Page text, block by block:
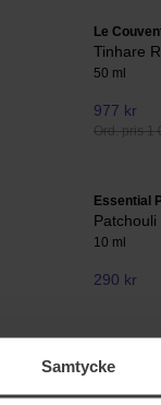
Samtycke
Le
Tinhare
50 ml
977 kr
Ord. pris 1
Essential
10 ml
290 kr
INITIO
Power